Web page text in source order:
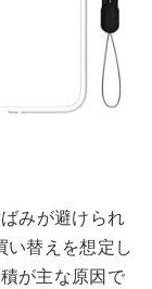
みが避けられ
い替えを想定し
が主な原因で